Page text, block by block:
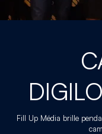
Fill Up Média brille